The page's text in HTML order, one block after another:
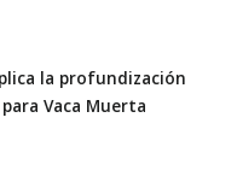
la profundización
Vaca Muerta